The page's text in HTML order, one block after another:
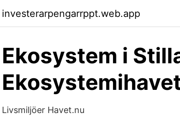
investerarpengarrppt.web.app
Ekosystem i
Livsmiljöer Havet.nu